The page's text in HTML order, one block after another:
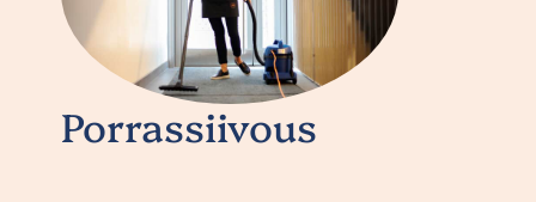
Porrassiivous